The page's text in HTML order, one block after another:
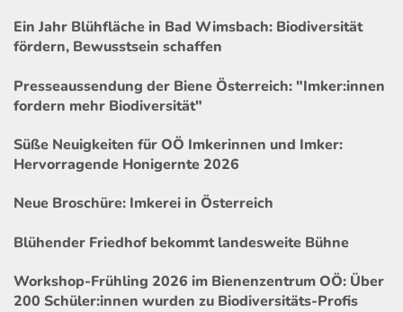
Ein Jahr Blühfläche in Bad Wimsbach: Biodiversität
fördern, Bewusstsein schaffen
Presseaussendung der Biene Österreich: "Imker:innen
fordern mehr Biodiversität"
Süße Neuigkeiten für OÖ Imkerinnen und Imker:
Hervorragende Honigernte 2026
Neue Broschüre: Imkerei in Österreich
Blühender Friedhof bekommt landesweite Bühne
Workshop-Frühling 2026 im Bienenzentrum OÖ: Über
200 Schüler:innen wurden zu Biodiversitäts-Profis